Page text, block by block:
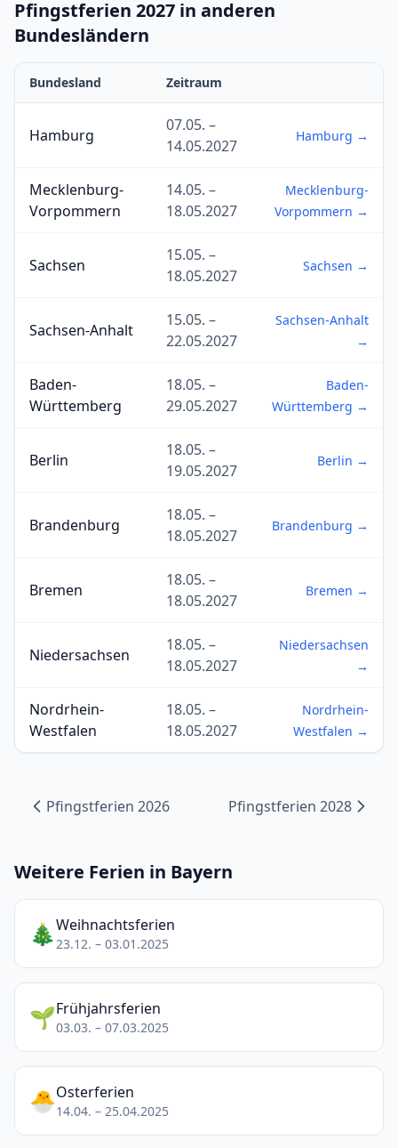
Pfingstferien 2027 in anderen
Bundesländern
Bundesland Zeitraum
Hamburg
07.05. –
14.05.2027
Hamburg →
Mecklenburg-
Vorpommern
14.05. –
18.05.2027
Mecklenburg-
Vorpommern →
Sachsen
15.05. –
18.05.2027
Sachsen →
Sachsen-Anhalt
15.05. –
22.05.2027
Sachsen-Anhalt
→
Baden-
Württemberg
18.05. –
29.05.2027
Baden-
Württemberg →
Berlin
18.05. –
19.05.2027
Berlin →
Brandenburg
18.05. –
18.05.2027
Brandenburg →
Bremen
18.05. –
18.05.2027
Bremen →
Niedersachsen
18.05. –
18.05.2027
Niedersachsen
→
Nordrhein-
Westfalen
18.05. –
18.05.2027
Nordrhein-
Westfalen →
Pfingstferien 2026 Pfingstferien 2028
Weitere Ferien in Bayern
🎄Weihnachtsferien
23.12. – 03.01.2025
🌱Frühjahrsferien
03.03. – 07.03.2025
🐣Osterferien
14.04. – 25.04.2025